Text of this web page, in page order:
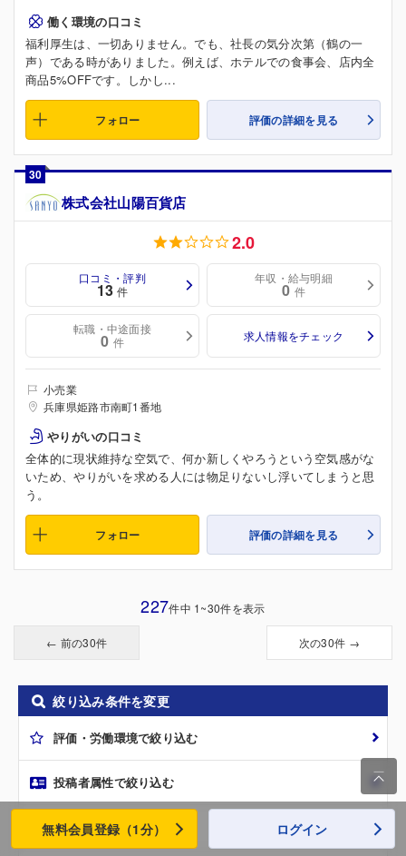
働く環境の口コミ
福利厚生は、一切ありません。でも、社長の気分次第（鶴の一
声）である時がありました。例えば、ホテルでの食事会、店内全
商品5%OFFです。しかし...
フォロー 評価の詳細を見る
30
株式会社山陽百貨店
2.0
口コミ・評判
13 件
年収・給与明細
0 件
転職・中途面接
0 件 求人情報をチェック
小売業
兵庫県姫路市南町1番地
やりがいの口コミ
全体的に現状維持な空気で、何か新しくやろうという空気感がな
いため、やりがいを求める人には物足りないし浮いてしまうと思
う。
フォロー 評価の詳細を見る
227件中 1~30件を表示
← 前の30件 次の30件 →
絞り込み条件を変更
評価・労働環境で絞り込む
投稿者属性で絞り込む
他の地域から探す

無料会員登録（1分） ログイン